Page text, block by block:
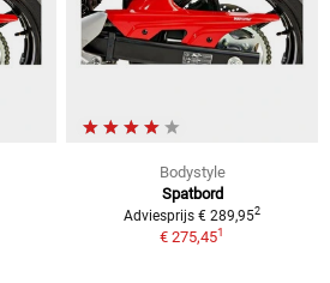
Bodystyle
Spatbord
Adviesprijs € 289,952
€ 275,451